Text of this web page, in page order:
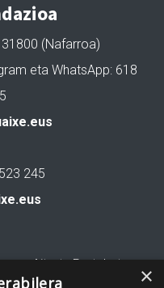
(Nafarroa)
eta WhatsApp: 618
245
Aitortu Partekatu ×